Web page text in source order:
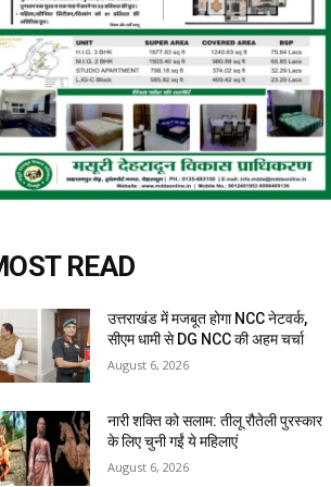
READ
उत्तराखंड में मजबूत होगा NCC नेटवर्क,
सीएम धामी से DG NCC की अहम चर्चा
August 6, 2026
नारी शक्ति को सलाम: तीलू रौतेली पुरस्कार
के लिए चुनी गईं ये महिलाएं
August 6, 2026